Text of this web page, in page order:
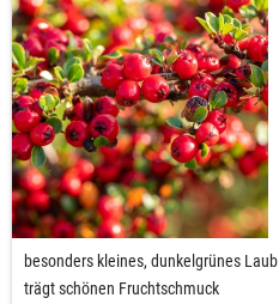
besonders kleines, dunkelgrünes Laub
trägt schönen Fruchtschmuck